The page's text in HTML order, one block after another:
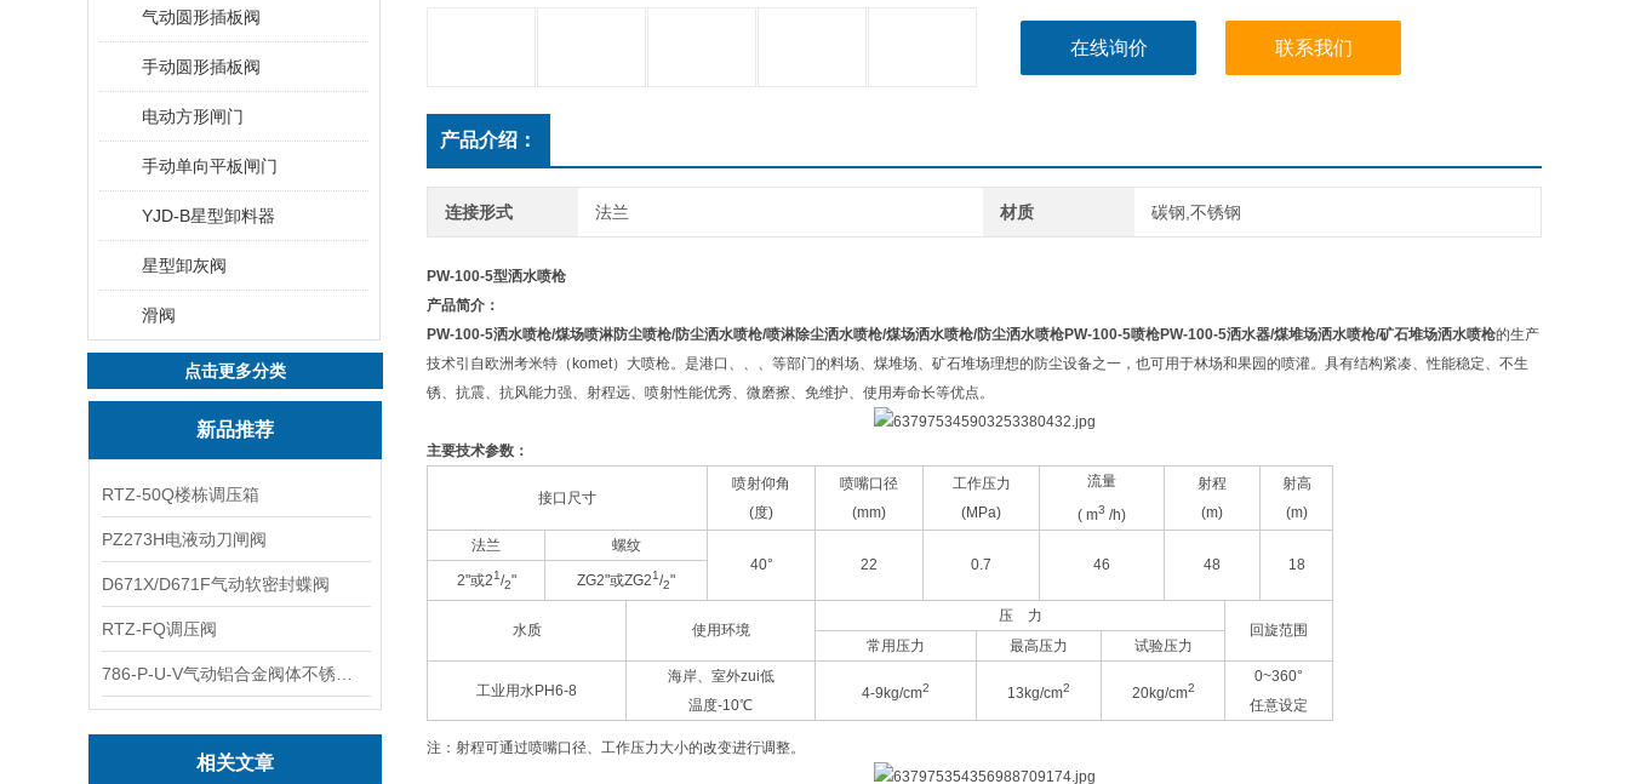
气动圆形插板阀
手动圆形插板阀
电动方形闸门
手动单向平板闸门
YJD-B星型卸料器
星型卸灰阀
滑阀
点击更多分类
新品推荐
RTZ-50Q楼栋调压箱
PZ273H电液动刀闸阀
D671X/D671F气动软密封蝶阀
RTZ-FQ调压阀
相关文章
在线询价 联系我们
产品介绍：
连接形式 法兰 材质 碳钢,不锈钢
PW-100-5型洒水喷枪
产品简介：
PW-100-5洒水喷枪/煤场喷淋防尘喷枪/防尘洒水喷枪/喷淋除尘洒水喷枪/煤场洒水喷枪/防尘洒水喷枪PW-100-5喷枪PW-100-5洒水器/煤堆场洒水喷枪/矿石堆场洒水喷枪的生产
技术引自欧洲考米特（komet）大喷枪。是港口、、、等部门的料场、煤堆场、矿石堆场理想的防尘设备之一，也可用于林场和果园的喷灌。具有结构紧凑、性能稳定、不生
锈、抗震、抗风能力强、射程远、喷射性能优秀、微磨擦、免维护、使用寿命长等优点。
主要技术参数：
接口尺寸
喷射仰角
(度)
喷嘴口径
(mm)
工作压力
(MPa)
流量
( m3 /h)
射程
(m)
射高
(m)
法兰
螺纹
40°
22 0.7 46 48
18
2"或21/2" ZG2"或ZG21/2"
水质 使用环境
压
力
回旋范围
常用压力
最高压力 试验压力
工业用水PH6-8
海岸、室外zui低
温度-10℃
4-9kg/cm2 13kg/cm2 20kg/cm2
0~360°
任意设定
注： 射程可通过喷嘴口径、工作压力大小的改变进行调整。